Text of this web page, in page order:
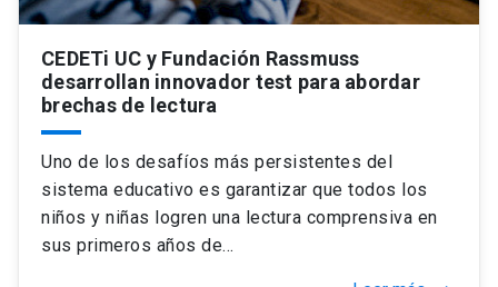
CEDETi UC y Fundación Rassmuss
desarrollan innovador test para abordar
brechas de lectura
Uno de los desafíos más persistentes del
sistema educativo es garantizar que todos los
niños y niñas logren una lectura comprensiva en
sus primeros años de…